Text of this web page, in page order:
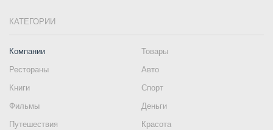
КАТЕГОРИИ
Компании
Товары
Рестораны
Авто
Книги
Спорт
Фильмы
Деньги
Путешествия
Красота